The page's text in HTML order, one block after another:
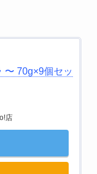
〜 70g×9個セッ
店